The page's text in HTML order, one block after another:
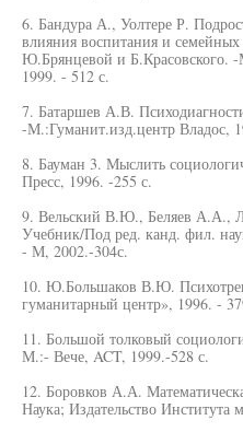
6. Бандура А., Уолтере Р.
влияния воспитания и
Ю.Брянцевой и
1999. - 512 с.
7. Батаршев А.В.
-М.:Гуманит.изд.центр Владос,
8. Бауман 3. Мыслить
Пресс, 1996. -255 с.
9. Вельский В.Ю., Беляев А.А.,
Учебник/Под ред. канд. фил.
- М, 2002.-304с.
10. Ю.Большаков В.Ю.
гуманитарный центр», 1996. -
11. Большой толковый
М.:- Вече, ACT, 1999.-528 с.
12. Боровков А.А.
Наука; Издательство Института